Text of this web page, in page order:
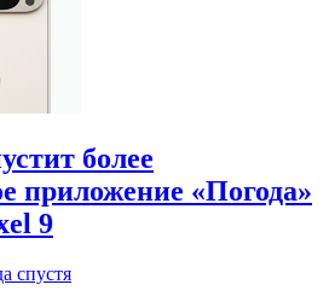
более
приложение «Погода»
9
спустя